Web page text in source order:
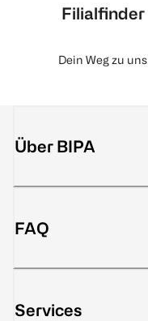
Filialfinder
Dein Weg zu uns
Über BIPA
FAQ
Services